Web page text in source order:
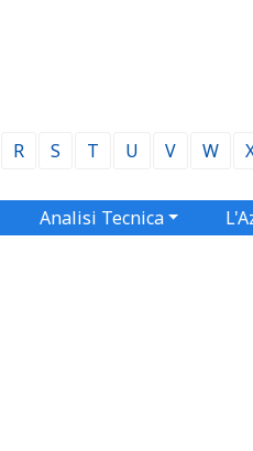
R S T U V W
Analisi Tecnica